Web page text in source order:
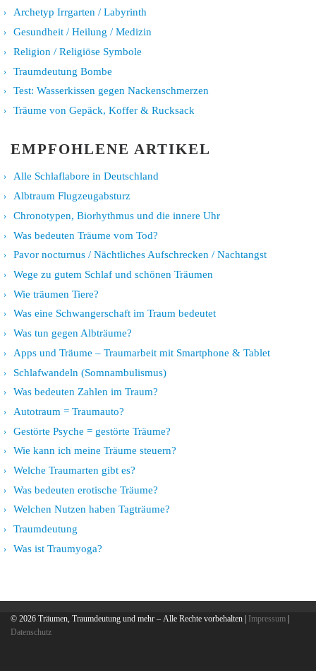
Archetyp Irrgarten / Labyrinth
Gesundheit / Heilung / Medizin
Religion / Religiöse Symbole
Traumdeutung Bombe
Test: Wasserkissen gegen Nackenschmerzen
Träume von Gepäck, Koffer & Rucksack
EMPFOHLENE ARTIKEL
Alle Schlaflabore in Deutschland
Albtraum Flugzeugabsturz
Chronotypen, Biorhythmus und die innere Uhr
Was bedeuten Träume vom Tod?
Pavor nocturnus / Nächtliches Aufschrecken / Nachtangst
Wege zu gutem Schlaf und schönen Träumen
Wie träumen Tiere?
Was eine Schwangerschaft im Traum bedeutet
Was tun gegen Albträume?
Apps und Träume – Traumarbeit mit Smartphone & Tablet
Schlafwandeln (Somnambulismus)
Was bedeuten Zahlen im Traum?
Autotraum = Traumauto?
Gestörte Psyche = gestörte Träume?
Wie kann ich meine Träume steuern?
Welche Traumarten gibt es?
Was bedeuten erotische Träume?
Welchen Nutzen haben Tagträume?
Traumdeutung
Was ist Traumyoga?
© 2026 Träumen, Traumdeutung und mehr – Alle Rechte vorbehalten | Impressum
Datenschutz